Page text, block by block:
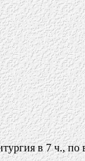
в 7 ч., по